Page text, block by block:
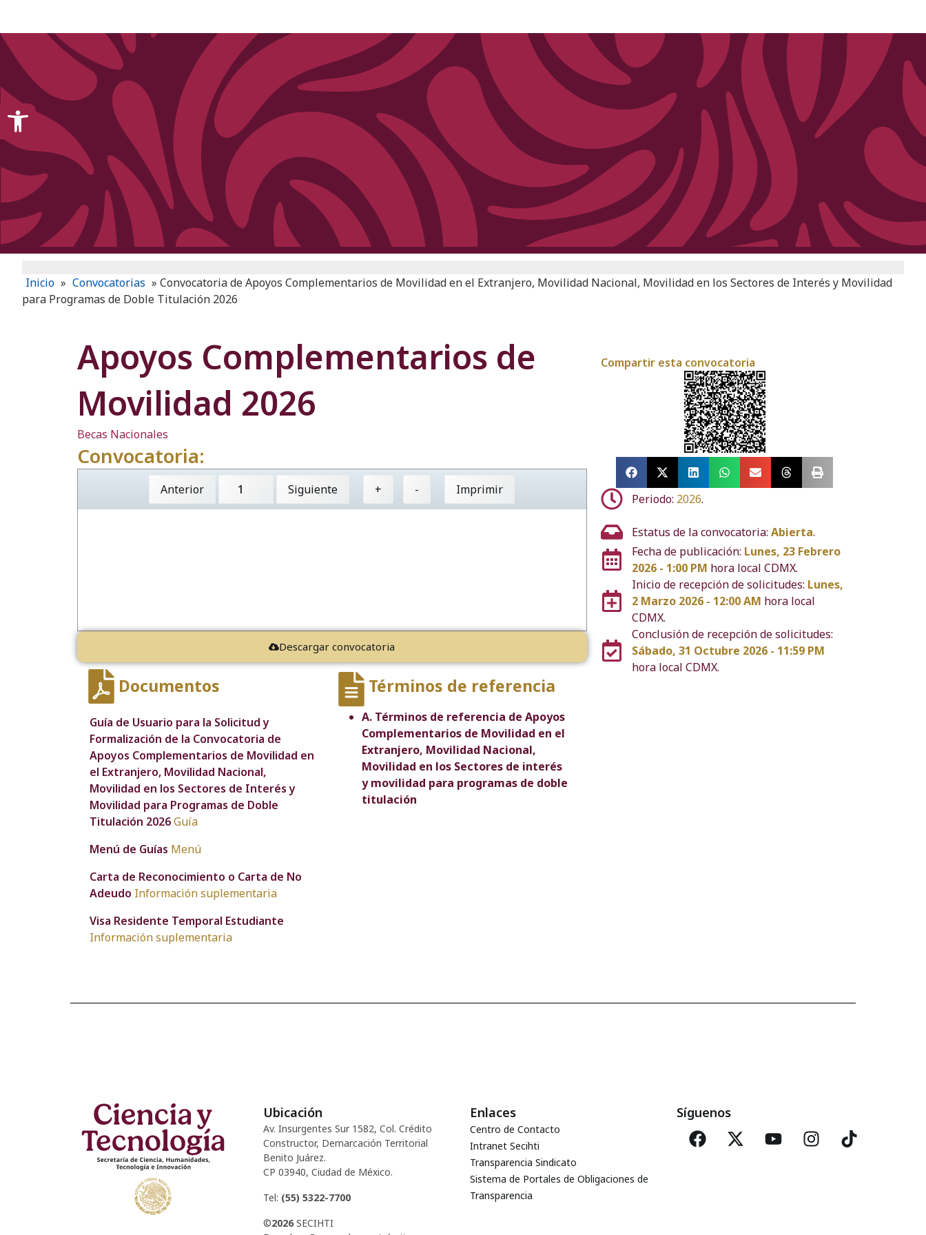
Inicio » Convocatorias » Convocatoria de Apoyos Complementarios de Movilidad en el Extranjero, Movilidad Nacional, Movilidad en los Sectores de Interés y Movilidad
para Programas de Doble Titulación 2026
Apoyos Complementarios de
Movilidad 2026
Becas Nacionales
Convocatoria:
Anterior Siguiente + - Imprimir
Descargar convocatoria
Documentos
Guía de Usuario para la Solicitud y
Formalización de la Convocatoria de
Apoyos Complementarios de Movilidad en
el Extranjero, Movilidad Nacional,
Movilidad en los Sectores de Interés y
Movilidad para Programas de Doble
Titulación 2026Guía
Menú de Guías Menú
Carta de Reconocimiento o Carta de No
Adeudo Información suplementaria
Visa Residente Temporal Estudiante
Información suplementaria
Términos de referencia
A. Términos de referencia de Apoyos
Complementarios de Movilidad en el
Extranjero, Movilidad Nacional,
Movilidad en los Sectores de interés
y movilidad para programas de doble
titulación
Compartir esta convocatoria
Periodo: 2026.
Estatus de la convocatoria: Abierta.
Fecha de publicación: Lunes, 23 Febrero
2026 - 1:00 PM hora local CDMX.
Inicio de recepción de solicitudes: Lunes,
2 Marzo 2026 - 12:00 AM hora local
CDMX.
Conclusión de recepción de solicitudes:
Sábado, 31 Octubre 2026 - 11:59 PM
hora local CDMX.
Ubicación
Av. Insurgentes Sur 1582, Col. Crédito
Constructor, Demarcación Territorial
Benito Juárez.
CP 03940, Ciudad de México.
Tel: (55) 5322-7700
©2026 SECIHTI
Enlaces
Centro de Contacto
Intranet Secihti
Transparencia Sindicato
Sistema de Portales de Obligaciones de
Transparencia
Síguenos
Open toolbar